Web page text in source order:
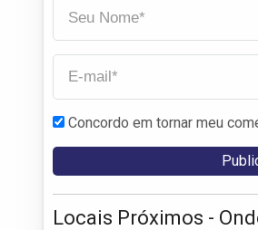
Concordo em tornar meu
Locais Próximos -